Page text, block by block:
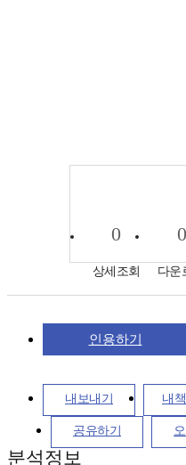
0
상세조회
0
다운
인용하기
내보내기 내
공유하기
분석정보